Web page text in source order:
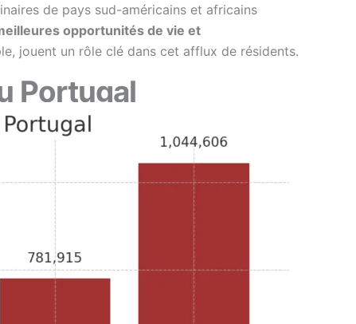
de pays sud-américains et africains
opportunités de vie et
jouent un rôle clé dans cet afflux de résidents.
Portugal